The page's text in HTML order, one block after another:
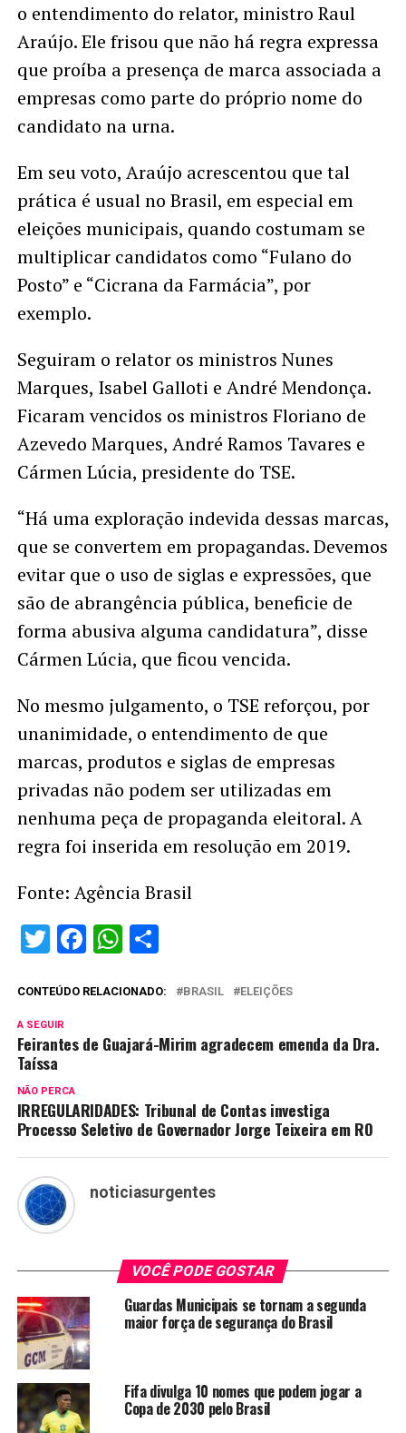
o entendimento do relator, ministro Raul
Araújo. Ele frisou que não há regra expressa
que proíba a presença de marca associada a
empresas como parte do próprio nome do
candidato na urna.
Em seu voto, Araújo acrescentou que tal
prática é usual no Brasil, em especial em
eleições municipais, quando costumam se
multiplicar candidatos como “Fulano do
Posto” e “Cicrana da Farmácia”, por
exemplo.
Seguiram o relator os ministros Nunes
Marques, Isabel Galloti e André Mendonça.
Ficaram vencidos os ministros Floriano de
Azevedo Marques, André Ramos Tavares e
Cármen Lúcia, presidente do TSE.
“Há uma exploração indevida dessas marcas,
que se convertem em propagandas. Devemos
evitar que o uso de siglas e expressões, que
são de abrangência pública, beneficie de
forma abusiva alguma candidatura”, disse
Cármen Lúcia, que ficou vencida.
No mesmo julgamento, o TSE reforçou, por
unanimidade, o entendimento de que
marcas, produtos e siglas de empresas
privadas não podem ser utilizadas em
nenhuma peça de propaganda eleitoral. A
regra foi inserida em resolução em 2019.
Fonte: Agência Brasil
Twitter
Facebook
WhatsApp
Share
CONTEÚDO RELACIONADO: BRASIL ELEIÇÕES
A SEGUIR
Feirantes de Guajará-Mirim agradecem emenda da Dra.
Taíssa
NÃO PERCA
IRREGULARIDADES: Tribunal de Contas investiga
Processo Seletivo de Governador Jorge Teixeira em RO
noticiasurgentes
VOCÊ PODE GOSTAR
Guardas Municipais se tornam a segunda
maior força de segurança do Brasil
Fifa divulga 10 nomes que podem jogar a
Copa de 2030 pelo Brasil